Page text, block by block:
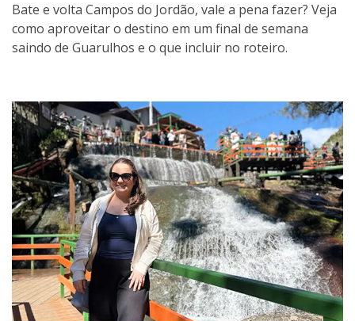
Bate e volta Campos do Jordão, vale a pena fazer? Veja
como aproveitar o destino em um final de semana
saindo de Guarulhos e o que incluir no roteiro.